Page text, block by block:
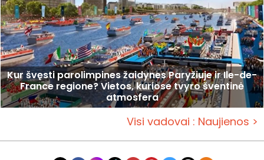
Kur švęsti parolimpines žaidynes Paryžiuje ir Ile-de-
France regione? Vietos, kuriose tvyro šventinė
atmosfera
Visi vadovai : Naujienos >